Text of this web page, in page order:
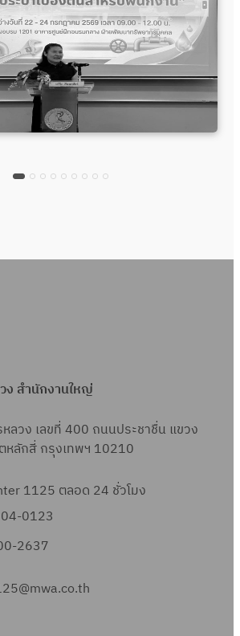
ง สำนักงานใหญ่
ลวง เลขที่ 400 ถนนประชาชื่น แขวง
หลักสี่ กรุงเทพฯ 10210
1125 ตลอด 24 ชั่วโมง
0123
2637